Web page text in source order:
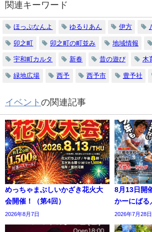
関連キーワード
ほっぷなんよ ゆるりあん 伊方
卯之町 卯之町の町並み 地域情報
宇和町カルタ 新春 昔の遊び 木
緑地広場 西予 西予市 豊予社
イベント の関連記事
めっちゃまぶしいかざき花火大
会開催！（第4回）
2026年8月7日
8月13日開
かーにばる
2026年7月28日